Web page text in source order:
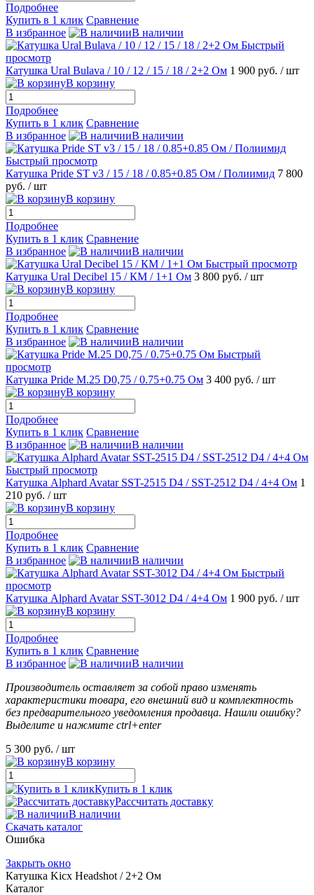
Подробнее
Купить в 1 клик Сравнение
В избранное
В наличии
Быстрый
просмотр
Катушка Ural Bulava / 10 / 12 / 15 / 18 / 2+2 Ом 1 900 руб. / шт
В корзину
Подробнее
Купить в 1 клик Сравнение
В избранное
В наличии
Быстрый просмотр
Катушка Pride SТ v3 / 15 / 18 / 0.85+0.85 Ом / Полиимид 7 800
руб. / шт
В корзину
Подробнее
Купить в 1 клик Сравнение
В избранное
В наличии
Быстрый просмотр
Катушка Ural Decibel 15 / КМ / 1+1 Ом 3 800 руб. / шт
В корзину
Подробнее
Купить в 1 клик Сравнение
В избранное
В наличии
Быстрый
просмотр
Катушка Pride M.25 D0,75 / 0.75+0.75 Ом 3 400 руб. / шт
В корзину
Подробнее
Купить в 1 клик Сравнение
В избранное
В наличии
Быстрый просмотр
Катушка Аlphard Avatar SST-2515 D4 / SST-2512 D4 / 4+4 Ом 1
210 руб. / шт
В корзину
Подробнее
Купить в 1 клик Сравнение
В избранное
В наличии
Быстрый
просмотр
Катушка Аlphard Avatar SST-3012 D4 / 4+4 Ом 1 900 руб. / шт
В корзину
Подробнее
Купить в 1 клик Сравнение
В избранное
В наличии
Производитель оставляет за собой право изменять
характеристики товара, его внешний вид и комплектность
без предварительного уведомления продавца. Нашли ошибку?
Выделите и нажмите ctrl+enter
5 300 руб. / шт
В корзину
Купить в 1 клик
Рассчитать доставку
В наличии
Скачать каталог
Ошибка
Закрыть окно
Катушка Kicx Headshot / 2+2 Ом
Каталог